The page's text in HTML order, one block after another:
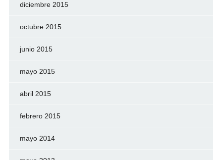
diciembre 2015
octubre 2015
junio 2015
mayo 2015
abril 2015
febrero 2015
mayo 2014